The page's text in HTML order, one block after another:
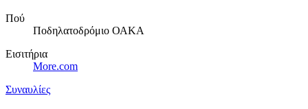
Πού
Ποδηλατοδρόμιο ΟΑΚΑ
Εισιτήρια
More.com
Συναυλίες